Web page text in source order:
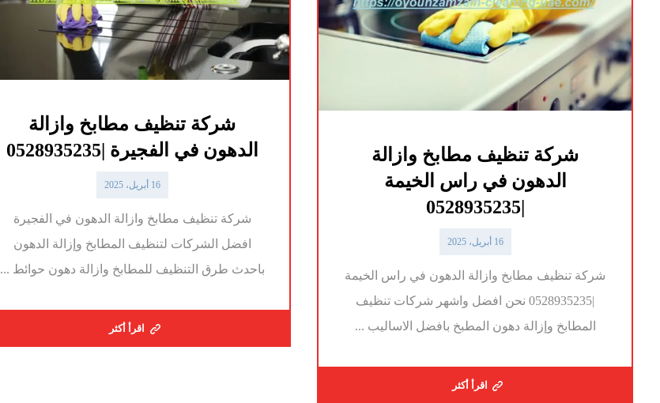
شركة تنظيف مطابخ وازالة
الدهون في راس الخيمة
|0528935235
16 أبريل، 2025
شركة تنظيف مطابخ وازالة الدهون في راس الخيمة
|0528935235 نحن افضل واشهر شركات تنظيف
المطابخ وإزالة دهون المطبخ بافضل الاساليب ...
اقرأ أكثر
شركة تنظيف مطابخ وازالة
الدهون في الفجيرة |0528935235
16 أبريل، 2025
شركة تنظيف مطابخ وازالة الدهون في الفجيرة
افضل الشركات لتنظيف المطابخ وإزالة الدهون
باحدث طرق التنظيف للمطابخ وازالة دهون حوائط ...
اقرأ أكثر